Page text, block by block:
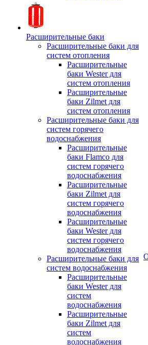
Расширительные баки
Расширительные баки для
систем отопления
Расширительные
баки Wester для
систем отопления
Расширительные
баки Zilmet для
систем отопления
Расширительные баки для
систем горячего
водоснабжения
Расширительные
баки Flamco для
систем горячего
водоснабжения
Расширительные
баки Zilmet для
систем горячего
водоснабжения
Расширительные
баки Wester для
систем горячего
водоснабжения
Расширительные баки для
систем водоснабжения
Расширительные
баки Wester для
систем
водоснабжения
Расширительные
баки Zilmet для
систем
водоснабжения